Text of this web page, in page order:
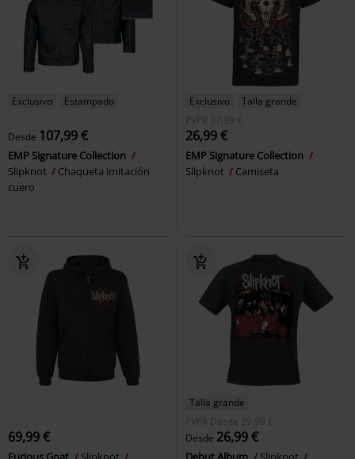
Exclusivo Estampado
Desde 107,99 €
EMP Signature Collection
Slipknot
Chaqueta imitación
cuero
Exclusivo
Talla grande
PVPR 37,99 €
26,99 €
EMP Signature Collection
Slipknot
Camiseta
69,99 €
Talla grande
PVPR
Desde 29,99 €
Desde 26,99 €